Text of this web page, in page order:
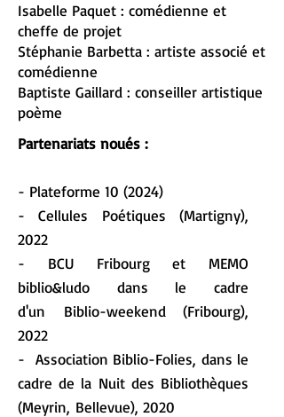
Isabelle Paquet : comédienne et
cheffe de projet
Stéphanie Barbetta : artiste associé et
comédienne
Baptiste Gaillard : conseiller artistique
poème
Partenariats noués :
- Plateforme 10 (2024)
- Cellules Poétiques (Martigny),
2022
- BCU Fribourg et MEMO
biblio&ludo dans le cadre
d'un Biblio-weekend (Fribourg),
2022
- Association Biblio-Folies, dans le
cadre de la Nuit des Bibliothèques
(Meyrin, Bellevue), 2020